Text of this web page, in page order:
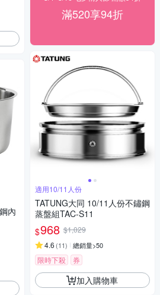
內
滿520享94折
適用10/11人份
TATUNG大同 10/11人份不鏽鋼
蒸盤組TAC-S11
$968 $1,029
4.6 (11) 總銷量>50
限時下殺 券
加入購物車